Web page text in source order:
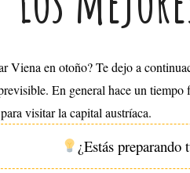
Viena en otoño? Te dejo a
En general hace un
visitar la capital austríaca.
¿Estás